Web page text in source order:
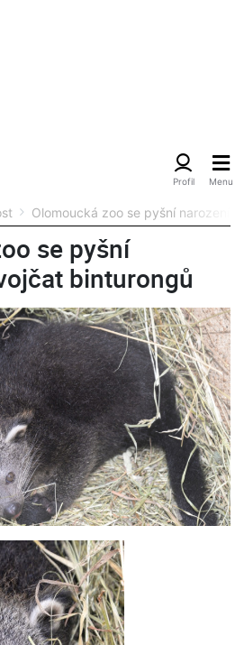
Olomoucká zoo se pyšní
se pyšní
binturongů